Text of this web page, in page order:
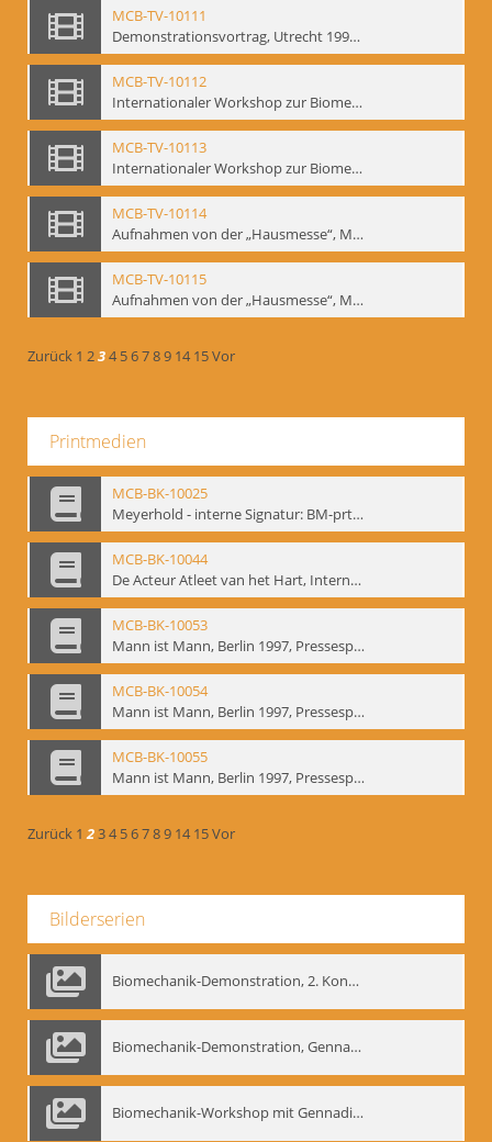
MCB-TV-10111
Demonstrationsvortrag, Utrecht 1991 (2) - Interne Signatur: BM-vid-18
MCB-TV-10112
Internationaler Workshop zur Biomechanik, GITIS, Moskau, Januar 1993 (Bd.1) - Interne Signatur: BM-vid-19
MCB-TV-10113
Internationaler Workshop zur Biomechanik, GITIS, Moskau, Januar 1993 (Bd.2) - Interne Signatur: BM-vid-20
MCB-TV-10114
Aufnahmen von der „Hausmesse“, Mime Centrum Berlin, 1994. Ausstellung und Veranstaltungsreihe anlässlich des 120. Geburtstages von W. E. Meyerhold im Mime Centrum Berlin, Februar 1994 (Bd. 1) - Interne Signatur: BM-vid-21
MCB-TV-10115
Aufnahmen von der „Hausmesse“, Mime Centrum Berlin, 1994. Ausstellung und Veranstaltungsreihe anlässlich des 120. Geburtstages von W. E. Meyerhold im Mime Centrum Berlin, Februar 1994 (Bd. 2) - Interne Signatur: BM-vid-22
Zurück 1 234 56789 14 15Vor
Printmedien
MCB-BK-10025
Meyerhold - interne Signatur: BM-prt-233
MCB-BK-10044
De Acteur Atleet van het Hart, Internationale Konferenz, Gent, 17.11.2004 - interne Signatur: BM-prt-253
MCB-BK-10053
Mann ist Mann, Berlin 1997, Pressespiegel - interne Signatur: BM-prt-262-1
MCB-BK-10054
Mann ist Mann, Berlin 1997, Pressespiegel - interne Signatur: BM-prt-262-2
MCB-BK-10055
Mann ist Mann, Berlin 1997, Pressespiegel - interne Signatur: BM-prt-262-3
Zurück 1 234 56789 14 15Vor
Bilderserien
Biomechanik-Demonstration, 2. Kongress der EMF, Mai 1995
Biomechanik-Demonstration, Gennadij Bogdanow im Berliner Ensemble, 04.10.1991
Biomechanik-Workshop mit Gennadij Nikolajewitsch Bogdanow im Mime Centrum Berlin, 1991